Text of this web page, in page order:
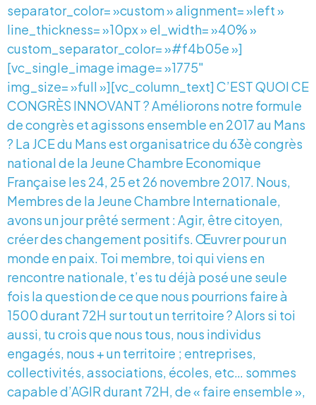
separator_color= »custom » alignment= »left »
line_thickness= »10px » el_width= »40% »
custom_separator_color= »#f4b05e »]
[vc_single_image image= »1775″
img_size= »full »][vc_column_text] C’EST QUOI CE
CONGRÈS INNOVANT ? Améliorons notre formule
de congrès et agissons ensemble en 2017 au Mans
? La JCE du Mans est organisatrice du 63è congrès
national de la Jeune Chambre Economique
Française les 24, 25 et 26 novembre 2017. Nous,
Membres de la Jeune Chambre Internationale,
avons un jour prêté serment : Agir, être citoyen,
créer des changement positifs. Œuvrer pour un
monde en paix. Toi membre, toi qui viens en
rencontre nationale, t’es tu déjà posé une seule
fois la question de ce que nous pourrions faire à
1500 durant 72H sur tout un territoire ? Alors si toi
aussi, tu crois que nous tous, nous individus
engagés, nous + un territoire ; entreprises,
collectivités, associations, écoles, etc… sommes
capable d’AGIR durant 72H, de « faire ensemble »,